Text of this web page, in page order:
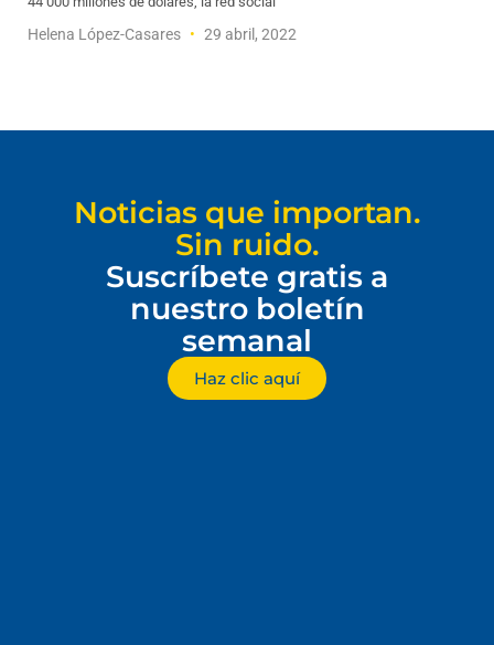
Helena López-Casares 29 abril, 2022
Noticias que importan.
Sin ruido.
Suscríbete gratis a
nuestro boletín
semanal
Haz clic aquí